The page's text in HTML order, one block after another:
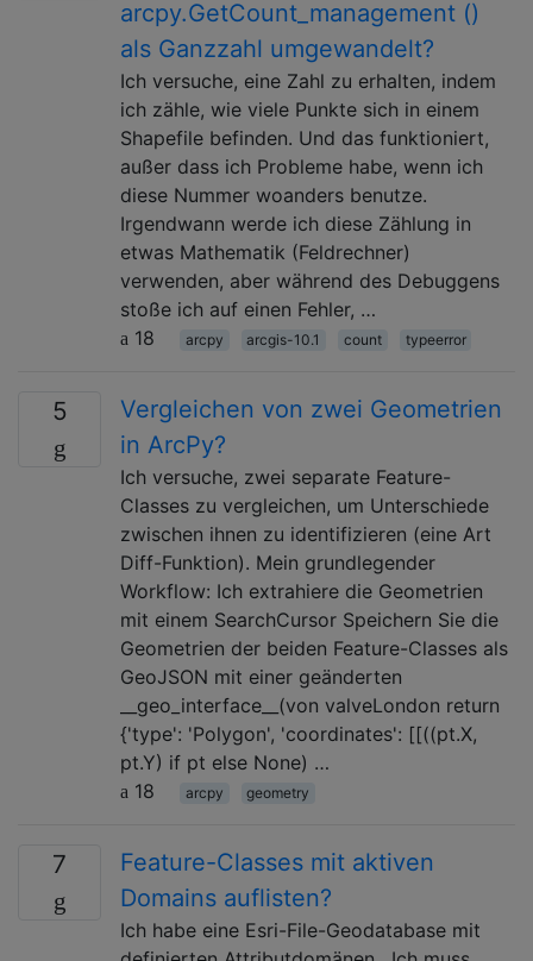
arcpy.GetCount_management ()
als Ganzzahl umgewandelt?
Ich versuche, eine Zahl zu erhalten, indem
ich zähle, wie viele Punkte sich in einem
Shapefile befinden. Und das funktioniert,
außer dass ich Probleme habe, wenn ich
diese Nummer woanders benutze.
Irgendwann werde ich diese Zählung in
etwas Mathematik (Feldrechner)
verwenden, aber während des Debuggens
stoße ich auf einen Fehler, …
18
arcpy arcgis-10.1 count typeerror
5
Vergleichen von zwei Geometrien
in ArcPy?
Ich versuche, zwei separate Feature-
Classes zu vergleichen, um Unterschiede
zwischen ihnen zu identifizieren (eine Art
Diff-Funktion). Mein grundlegender
Workflow: Ich extrahiere die Geometrien
mit einem SearchCursor Speichern Sie die
Geometrien der beiden Feature-Classes als
GeoJSON mit einer geänderten
__geo_interface__(von valveLondon return
{'type': 'Polygon', 'coordinates': [[((pt.X,
pt.Y) if pt else None) …
18
arcpy geometry
7
Feature-Classes mit aktiven
Domains auflisten?
Ich habe eine Esri-File-Geodatabase mit